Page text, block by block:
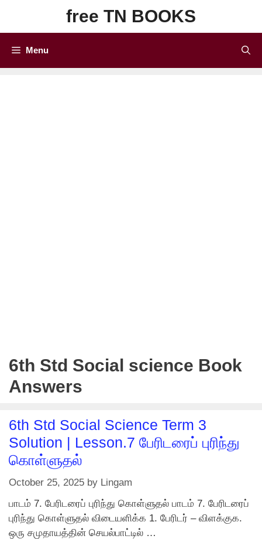
content
free TN BOOKS
Menu
6th Std Social science Book
Answers
6th Std Social Science Term 3
Solution | Lesson.7 பேரிடரைப் புரிந்து
கொள்ளுதல்
October 25, 2025 by Lingam
பாடம் 7. பேரிடரைப் புரிந்து கொள்ளுதல் பாடம் 7. பேரிடரைப்
புரிந்து கொள்ளுதல் விடையளிக்க 1. பேரிடர் – விளக்குக.
ஒரு சமுதாயத்தின் செயல்பாட்டில் …